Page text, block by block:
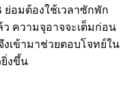
ย่อมต้องใช้เวลาซักพัก
ความจุอาจจะเต็มก่อน
จึงเข้ามาช่วยตอบโจทย์ใน
ยิ่งขึ้น